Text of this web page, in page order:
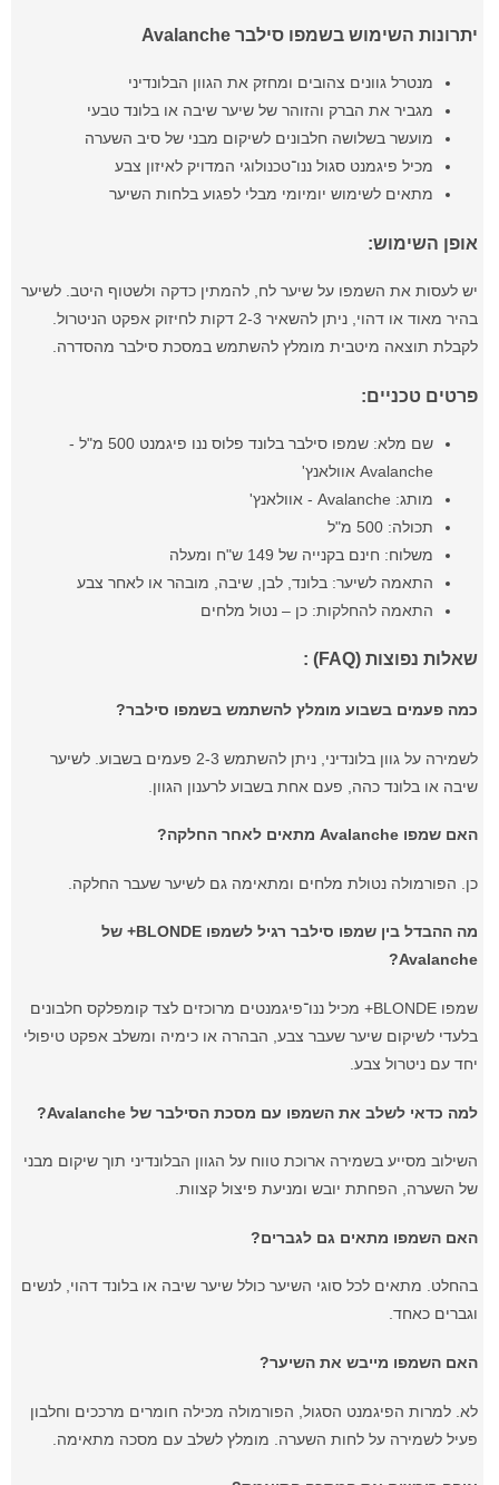
יתרונות השימוש בשמפו סילבר Avalanche
מנטרל גוונים צהובים ומחזק את הגוון הבלונדיני
מגביר את הברק והזוהר של שיער שיבה או בלונד טבעי
מועשר בשלושה חלבונים לשיקום מבני של סיב השערה
מכיל פיגמנט סגול ננו־טכנולוגי המדויק לאיזון צבע
מתאים לשימוש יומיומי מבלי לפגוע בלחות השיער
אופן השימוש:
יש לעסות את השמפו על שיער לח, להמתין כדקה ולשטוף היטב. לשיער
בהיר מאוד או דהוי, ניתן להשאיר 2-3 דקות לחיזוק אפקט הניטרול.
לקבלת תוצאה מיטבית מומלץ להשתמש במסכת סילבר מהסדרה.
פרטים טכניים:
שם מלא: שמפו סילבר בלונד פלוס ננו פיגמנט 500 מ"ל -
Avalanche אוולאנץ'
מותג: Avalanche - אוולאנץ'
תכולה: 500 מ"ל
משלוח: חינם בקנייה של 149 ש"ח ומעלה
התאמה לשיער: בלונד, לבן, שיבה, מובהר או לאחר צבע
התאמה להחלקות: כן – נטול מלחים
שאלות נפוצות (FAQ) :
כמה פעמים בשבוע מומלץ להשתמש בשמפו סילבר?
לשמירה על גוון בלונדיני, ניתן להשתמש 2-3 פעמים בשבוע. לשיער
שיבה או בלונד כהה, פעם אחת בשבוע לרענון הגוון.
האם שמפו Avalanche מתאים לאחר החלקה?
כן. הפורמולה נטולת מלחים ומתאימה גם לשיער שעבר החלקה.
מה ההבדל בין שמפו סילבר רגיל לשמפו BLONDE+ של
Avalanche?
שמפו BLONDE+ מכיל ננו־פיגמנטים מרוכזים לצד קומפלקס חלבונים
בלעדי לשיקום שיער שעבר צבע, הבהרה או כימיה ומשלב אפקט טיפולי
יחד עם ניטרול צבע.
למה כדאי לשלב את השמפו עם מסכת הסילבר של Avalanche?
השילוב מסייע בשמירה ארוכת טווח על הגוון הבלונדיני תוך שיקום מבני
של השערה, הפחתת יובש ומניעת פיצול קצוות.
האם השמפו מתאים גם לגברים?
בהחלט. מתאים לכל סוגי השיער כולל שיער שיבה או בלונד דהוי, לנשים
וגברים כאחד.
האם השמפו מייבש את השיער?
לא. למרות הפיגמנט הסגול, הפורמולה מכילה חומרים מרככים וחלבון
פעיל לשמירה על לחות השערה. מומלץ לשלב עם מסכה מתאימה.